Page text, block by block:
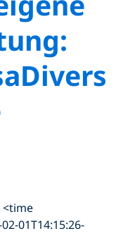
<time
01T14:15:26-